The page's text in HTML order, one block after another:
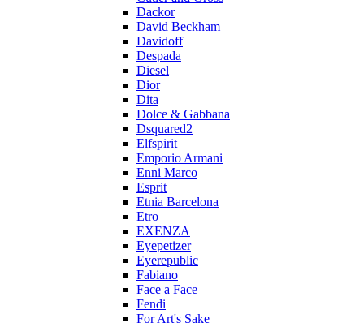
Dackor
David Beckham
Davidoff
Despada
Diesel
Dior
Dita
Dolce & Gabbana
Dsquared2
Elfspirit
Emporio Armani
Enni Marco
Esprit
Etnia Barcelona
Etro
EXENZA
Eyepetizer
Eyerepublic
Fabiano
Face a Face
Fendi
For Art's Sake